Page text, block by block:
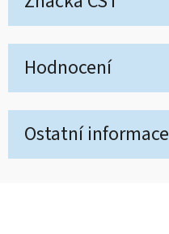
Hodnocení
Ostatní informace